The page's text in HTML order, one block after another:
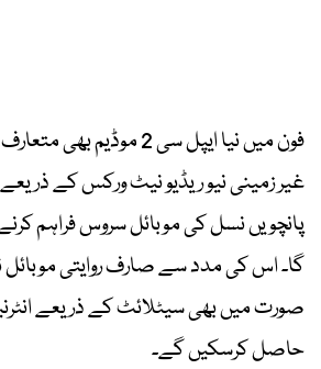
فون میں نیا ایپل سی 2
غیر زمینی نیو ریڈیو نیٹ ورکس کے
پانچویں نسل کی موبائل سروس فراہم
گا۔ اس کی مدد سے صارف روایتی
صورت میں بھی سیٹلائٹ کے ذریعے
حاصل کرسکیں گے۔